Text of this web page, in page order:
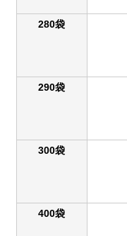
280袋
290袋
300袋
400袋